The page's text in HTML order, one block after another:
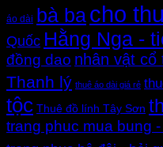
áo dài bà bacho
Quốc Hằng Nga -
đồng dao nhân vật cổ
Thanh lý thuê áo dài giá rẻ
tộc Thuê đồ lính Tây Sơn
trang phuc mua bung